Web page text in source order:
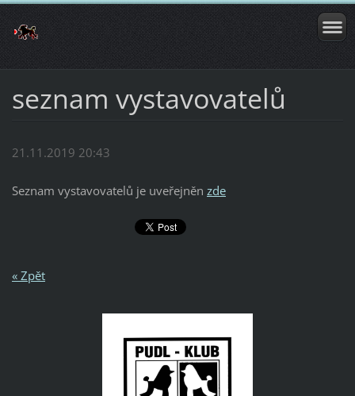
seznam vystavovatelů
21.11.2019 20:43
Seznam vystavovatelů je uveřejněn zde
« Zpět